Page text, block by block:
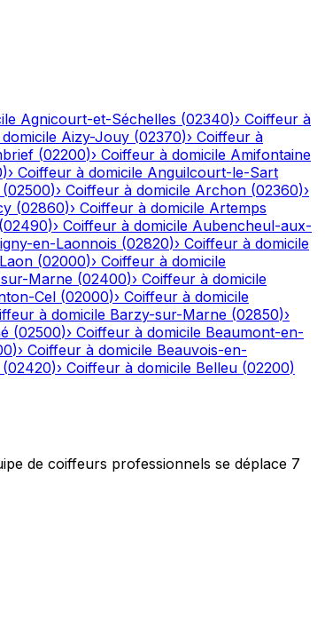
Agnicourt-et-Séchelles (02340)› Coiffeur à
Aizy-Jouy (02370)› Coiffeur à
(02200)› Coiffeur à domicile Amifontaine
)› Coiffeur à domicile Anguilcourt-le-Sart
(02500)› Coiffeur à domicile Archon (02360)›
(02860)› Coiffeur à domicile Artemps
(02490)› Coiffeur à domicile Aubencheul-aux-
en-Laonnois (02820)› Coiffeur à domicile
(02000)› Coiffeur à domicile
Marne (02400)› Coiffeur à domicile
Cel (02000)› Coiffeur à domicile
à domicile Barzy-sur-Marne (02850)›
(02500)› Coiffeur à domicile Beaumont-en-
)› Coiffeur à domicile Beauvois-en-
(02420)› Coiffeur à domicile Belleu (02200)
de coiffeurs professionnels se déplace 7